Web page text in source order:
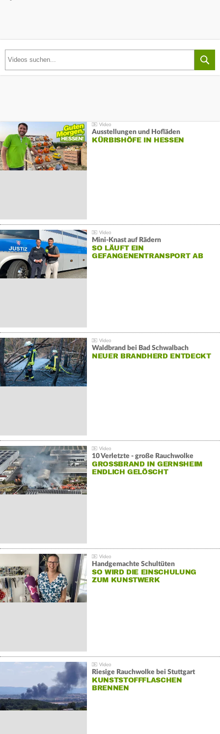
Ausstellungen und Hofläden
KÜRBISHÖFE IN HESSEN
Mini-Knast auf Rädern
SO LÄUFT EIN
GEFANGENENTRANSPORT AB
Waldbrand bei Bad Schwalbach
NEUER BRANDHERD ENTDECKT
10 Verletzte - große Rauchwolke
GROSSBRAND IN GERNSHEIM E
NDLICH GELÖSCHT
Handgemachte Schultüten
SO WIRD DIE EINSCHULUNG
ZUM KUNSTWERK
Riesige Rauchwolke bei Stuttgart
KUNSTSTOFFFLASCHEN
BRENNEN